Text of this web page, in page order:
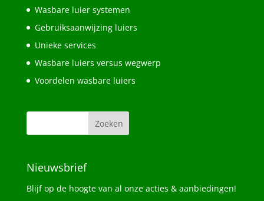
Wasbare luier systemen
Gebruiksaanwijzing luiers
Unieke services
Wasbare luiers versus wegwerp
Voordelen wasbare luiers
Nieuwsbrief
Blijf op de hoogte van al onze acties & aanbiedingen!